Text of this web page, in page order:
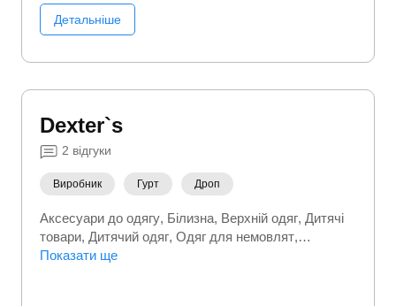
Детальніше
Dexter`s
2 відгуки
Виробник Гурт Дроп
Аксесуари до одягу Білизна Верхній одяг Дитячі
товари Дитячий одяг Одяг для немовлят
Спортивний (фітнес) одяг
Показати ще